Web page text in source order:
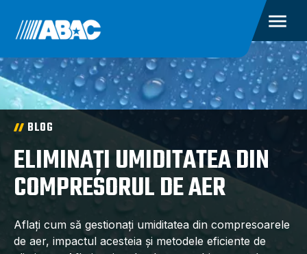
BLOG
ELIMINAȚI UMIDITATEA DIN
COMPRESORUL DE AER
Aflați cum să gestionați umiditatea din compresoarele
de aer, impactul acesteia și metodele eficiente de